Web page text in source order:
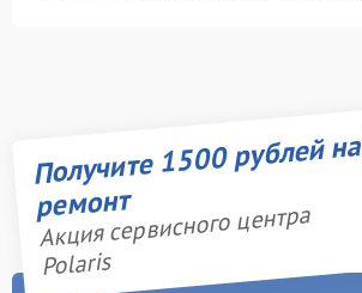
Получите 1500 рублей на
ремонт
Акция сервисного центра
Polaris